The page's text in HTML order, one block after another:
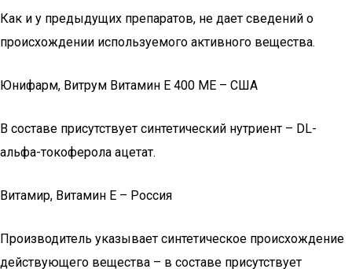
Как и у предыдущих препаратов, не дает сведений о
происхождении используемого активного вещества.
Юнифарм, Витрум Витамин E 400 МЕ – США
В составе присутствует синтетический нутриент – DL-
альфа-токоферола ацетат.
Витамир, Витамин E – Россия
Производитель указывает синтетическое происхождение
действующего вещества – в составе присутствует